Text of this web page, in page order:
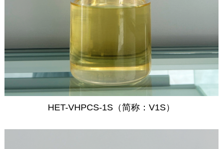
HET-VHPCS-1S（简称：V1S）